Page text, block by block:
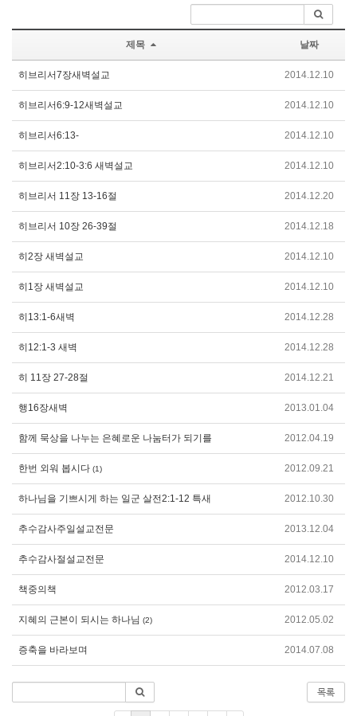
제목 날짜
히브리서7장새벽설교 2014.12.10
히브리서6:9-12새벽설교 2014.12.10
히브리서6:13- 2014.12.10
히브리서2:10-3:6 새벽설교 2014.12.10
히브리서 11장 13-16절 2014.12.20
히브리서 10장 26-39절 2014.12.18
히2장 새벽설교 2014.12.10
히1장 새벽설교 2014.12.10
히13:1-6새벽 2014.12.28
히12:1-3 새벽 2014.12.28
히 11장 27-28절 2014.12.21
행16장새벽 2013.01.04
함께 묵상을 나누는 은혜로운 나눔터가 되기를 2012.04.19
한번 외워 봅시다 (1) 2012.09.21
하나님을 기쁘시게 하는 일군 살전2:1-12 특새 2012.10.30
추수감사주일설교전문 2013.12.04
추수감사절설교전문 2014.12.10
책중의책 2012.03.17
지혜의 근본이 되시는 하나님 (2) 2012.05.02
증축을 바라보며 2014.07.08
목록